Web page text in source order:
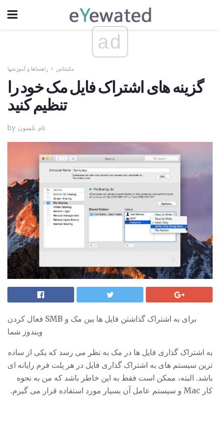
ad
مکینتاش راهنماها و آموزشها
گزینه های اشتراک فایل مک خود را
تنظیم کنید
by تام نلسون
فعال کردن SMB برای به اشتراک گذاشتن فایل ها بین مک و
ویندوز شما
به اشتراک گذاری فایل ها در مک به نظر می رسد که یکی از ساده
ترین سیستم های به اشتراک گذاری فایل در هر پلت فرم رایانه ای
باشد. البته، ممکن است فقط به این خاطر باشد که من به نحوه
کار Mac و سیستم عامل آن بسیار مورد استفاده قرار می گیرم.